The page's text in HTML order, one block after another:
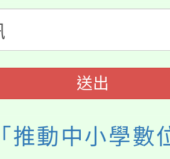
習
生活教案入校路
農教育專業人
送出
推動中小學數